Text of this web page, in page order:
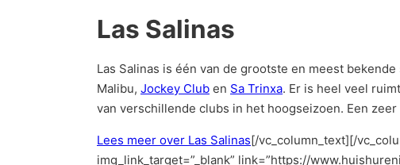
Las Salinas
Las Salinas is één van de grootste en meest
Malibu, Jockey Club en Sa Trinxa. Er is heel veel
van verschillende clubs in het hoogseizoen. Een
Lees meer over Las Salinas[/vc_column_text][/
img_link_target=”_blank” link=”https://